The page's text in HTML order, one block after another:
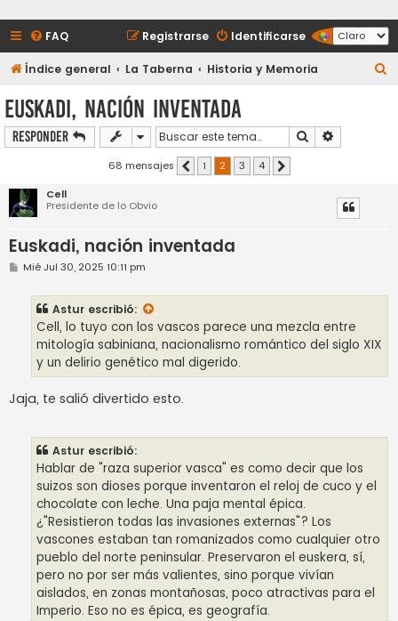
FAQ Identificarse
Registrarse
Índice general La Taberna Historia y Memoria
Euskadi, nación inventada
Responder Buscar
68 mensajes Anterior
1 2 3 4
Cell
Presidente de lo Obvio
Euskadi, nación inventada
M
Mié Jul 30, 2025 10:11 pm
Astur escribió:
Cell, lo tuyo con los vascos parece una mezcla entre
mitología sabiniana, nacionalismo romántico del siglo XIX
y un delirio genético mal digerido.
Jaja, te salió divertido esto.
Astur escribió:
Hablar de "raza superior vasca" es como decir que los
suizos son dioses porque inventaron el reloj de cuco y el
chocolate con leche. Una paja mental épica.
¿"Resistieron todas las invasiones externas"? Los
vascones estaban tan romanizados como cualquier otro
pueblo del norte peninsular. Preservaron el euskera, sí,
pero no por ser más valientes, sino porque vivían
aislados, en zonas montañosas, poco atractivas para el
Imperio. Eso no es épica, es geografía.